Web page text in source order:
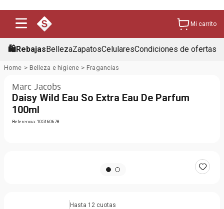
Mi carrito
🛍️RebajasBellezaZapatosCelularesCondiciones de ofertas
Belleza e higiene Fragancias
Marc Jacobs
Daisy Wild Eau So Extra Eau De Parfum
100ml
Referencia:105160678
Hasta 12 cuotas